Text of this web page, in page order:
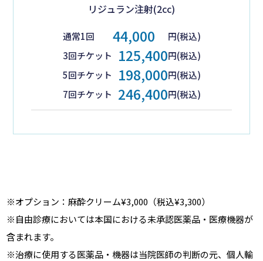
リジュラン注射(2cc)
通常1回 44,000
円(税込)
3回チケット
125,400円(税込)
5回チケット
198,000円(税込)
7回チケット
246,400円(税込)
※オプション：麻酔クリーム¥3,000（税込¥3,300）
※自由診療においては本国における未承認医薬品・医療機器が
含まれます。
※治療に使用する医薬品・機器は当院医師の判断の元、個人輸